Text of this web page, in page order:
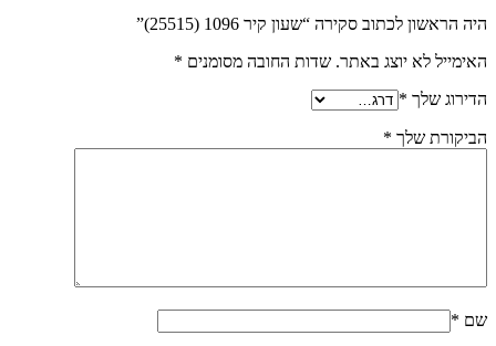
היה הראשון לכתוב סקירה “שעון קיר 1096 (25515)”
האימייל לא יוצג באתר. שדות החובה מסומנים *
הדירוג שלך *
הביקורת שלך *
שם *